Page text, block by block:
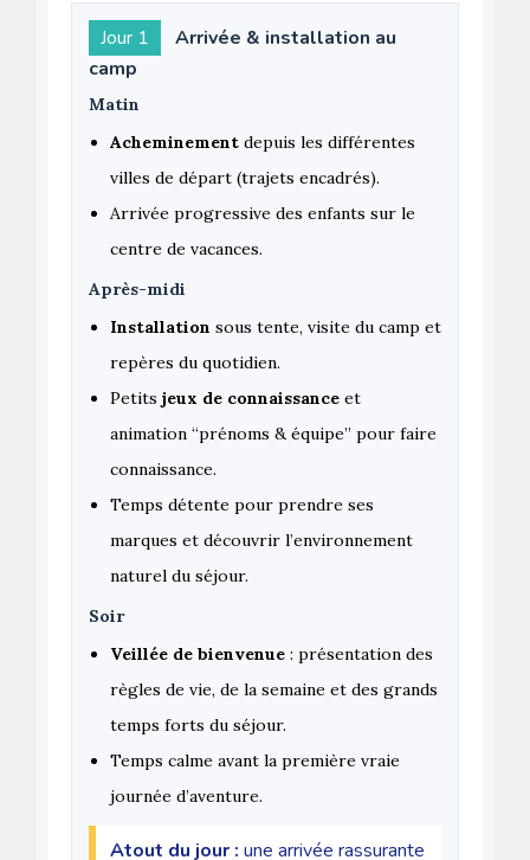
Jour 1
Arrivée & installation au
camp
Matin
Acheminement depuis les différentes
villes de départ (trajets encadrés).
Arrivée progressive des enfants sur le
centre de vacances.
Après-midi
Installation sous tente, visite du camp et
repères du quotidien.
Petits jeux de connaissance et
animation “prénoms & équipe” pour faire
connaissance.
Temps détente pour prendre ses
marques et découvrir l’environnement
naturel du séjour.
Soir
Veillée de bienvenue : présentation des
règles de vie, de la semaine et des grands
temps forts du séjour.
Temps calme avant la première vraie
journée d’aventure.
Atout du jour : une arrivée rassurante